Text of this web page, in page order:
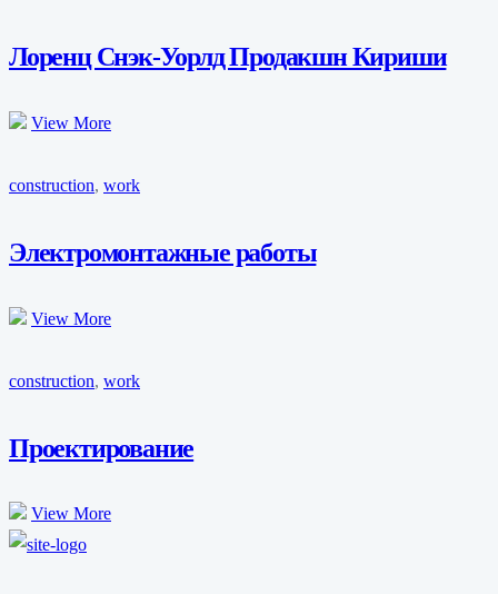
Лоренц Снэк-Уорлд Продакшн Кириши
View More
construction, work
Электромонтажные работы
View More
construction, work
Проектирование
View More